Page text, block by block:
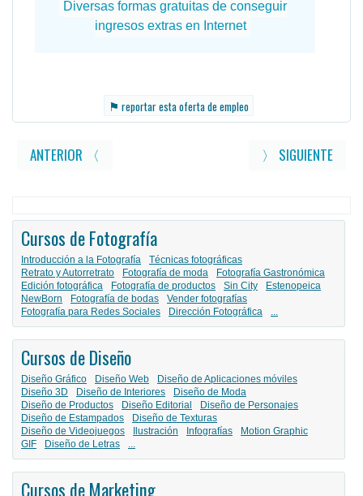
⚑ reportar esta oferta de empleo
ANTERIOR 〈 〉 SIGUIENTE
Cursos de Fotografía
Introducción a la Fotografía
Técnicas fotográficas
Retrato y Autorretrato
Fotografía de moda
Fotografía Gastronómica
Edición fotográfica
Fotografía de productos Sin City
Estenopeica
NewBorn
Fotografía de bodas
Vender fotografías
Fotografía para Redes Sociales
Dirección Fotográfica ...
Cursos de Diseño
Diseño Gráfico Diseño Web
Diseño de Aplicaciones móviles
Diseño 3D
Diseño de Interiores
Diseño de Moda
Diseño de Productos
Diseño Editorial
Diseño de Personajes
Diseño de Estampados
Diseño de Texturas
Diseño de Videojuegos
Ilustración Infografías
Motion Graphic
GIF
Diseño de Letras ...
Cursos de Marketing